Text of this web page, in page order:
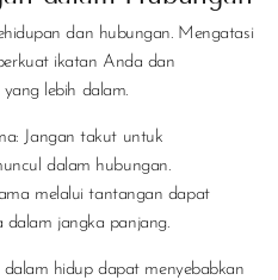
dan hubungan. Mengatasi
ikatan Anda dan
lebih dalam.
: Jangan takut untuk
dalam hubungan.
melalui tantangan dapat
jangka panjang.
dalam hidup dapat menyebabkan